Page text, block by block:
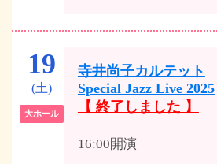
19
(土)
大ホール
寺井尚子カルテット
Special Jazz Live 2025
【 終了しました 】
16:00開演